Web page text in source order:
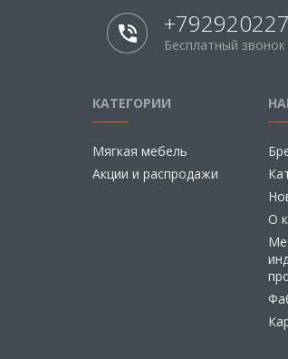
Бесплатный звонок
КАТЕГОРИИ
Мягкая мебель
Акции и распродажи
О